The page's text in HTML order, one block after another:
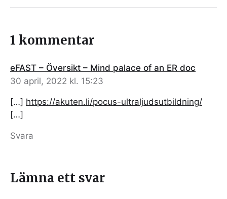
1 kommentar
eFAST – Översikt – Mind palace of an ER doc
30 april, 2022 kl. 15:23
[…] https://akuten.li/pocus-ultraljudsutbildning/
[…]
Svara
Lämna ett svar